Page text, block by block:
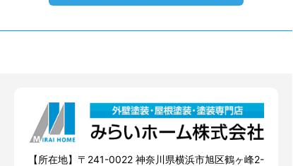
【所在地】〒241-0022 神奈川県横浜市旭区鶴ヶ峰2-